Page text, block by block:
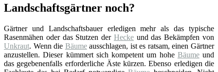
Landschaftsgärtner noch?
Gärtner und Landschaftsbauer erledigen mehr als das typische
Rasenmähen oder das Stutzen der Heckeund das Bekämpfen von
Unkraut. Wenn die Bäumeausschlagen, ist es ratsam, einen Gärtner
anzustellen. Dieser kümmert sich kompetent um hohe Bäumeund
das gegebenenfalls erforderliche Äste kürzen. Ebenso erledigen die